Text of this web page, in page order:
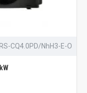
CQ4.0PD/NhH3-E-O